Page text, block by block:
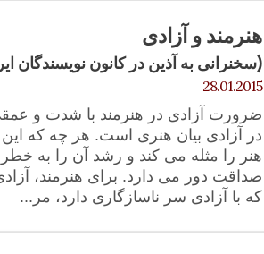
هنرمند و آزادی
(سخنرانی به آذین در کانون نویسندگان ایران
28.01.2015
ضرورت آزادی در هنرمند با شدت و
در آزادی بیان هنری است. هر چه که این
هنر را مثله می کند و رشد آن را به خطر
صداقت دور می دارد. برای هنرمند،
که با آزادی سر ناسازگاری دارد، مر...